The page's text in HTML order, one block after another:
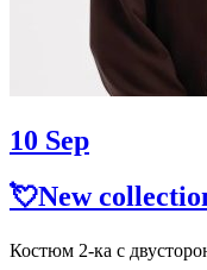
10 Sep
💘New
Костюм 2-ка с